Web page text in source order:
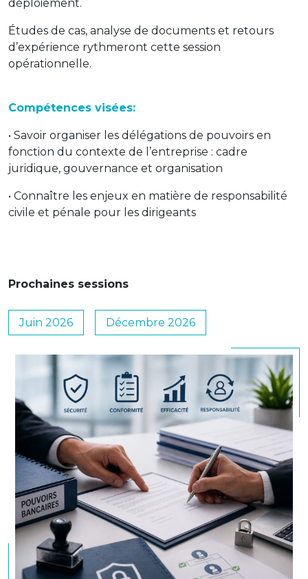
déploiement.
Études de cas, analyse de documents et retours
d’expérience rythmeront cette session
opérationnelle.
Compétences visées:
• Savoir organiser les délégations de pouvoirs en
fonction du contexte de l’entreprise : cadre
juridique, gouvernance et organisation
• Connaître les enjeux en matière de responsabilité
civile et pénale pour les dirigeants
Prochaines sessions
Juin 2026 Décembre 2026